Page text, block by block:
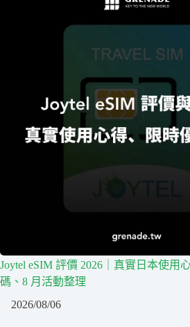
Joytel eSIM 評價 2026｜真實日本使用
碼、8 月活動整理
2026/08/06